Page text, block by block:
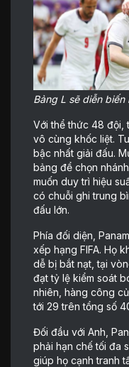
Bảng L sẽ diễn
Với thể thức 48 đội,
vô cùng khốc liệt.
bậc nhất giải đấu.
bảng để chọn
muốn duy trì hiệu
có chuỗi ghi trung
đấu lớn.
Phía đối diện,
xếp hạng FIFA. Họ
dễ bị bắt nạt, tại
đạt tỷ lệ kiểm soát
nhiên, hàng công
tới 29 trên tổng số
Đối đầu với Anh,
phải hạn chế tối đa
giúp họ cạnh tranh